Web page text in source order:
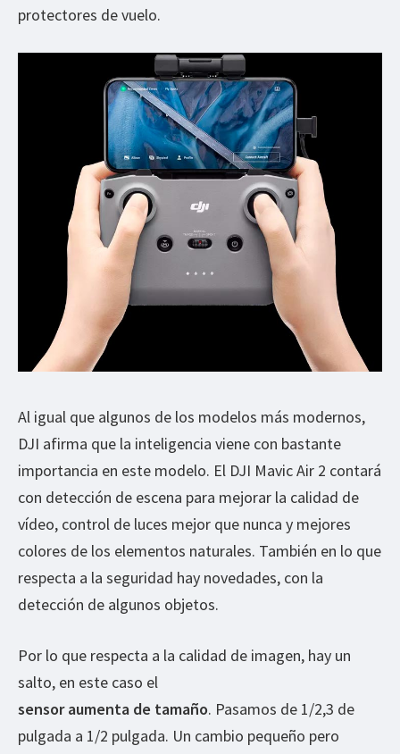
protectores de vuelo.
Al igual que algunos de los modelos más modernos,
DJI afirma que la inteligencia viene con bastante
importancia en este modelo. El DJI Mavic Air 2 contará
con detección de escena para mejorar la calidad de
vídeo, control de luces mejor que nunca y mejores
colores de los elementos naturales. También en lo que
respecta a la seguridad hay novedades, con la
detección de algunos objetos.
Por lo que respecta a la calidad de imagen, hay un
salto, en este caso el
sensor aumenta de tamaño. Pasamos de 1/2,3 de
pulgada a 1/2 pulgada. Un cambio pequeño pero